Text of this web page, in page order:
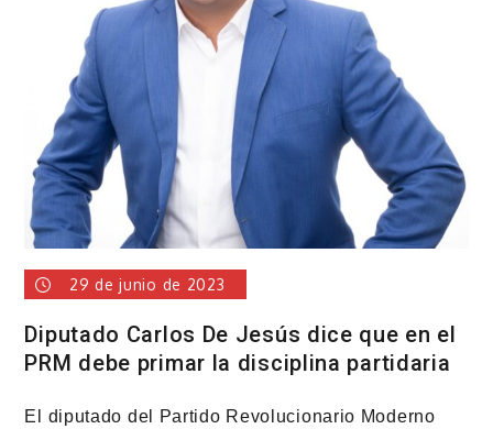
revisar
contratos
suscritos
por
29 de junio de 2023
Diputado Carlos De Jesús dice que en el
PRM debe primar la disciplina partidaria
El diputado del Partido Revolucionario Moderno